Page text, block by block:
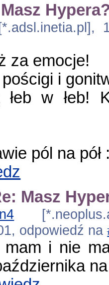
za emocje!
i
łeb w łeb!
pól na pół
Masz
odpowiedź na
mam i nie